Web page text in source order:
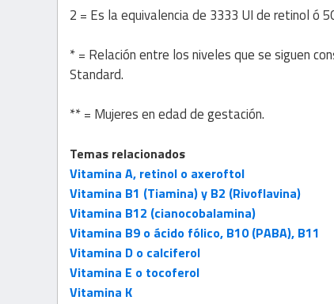
2 = Es la equivalencia de 3333 UI de retinol ó
* = Relación entre los niveles que se siguen
Standard.
** = Mujeres en edad de gestación.
Temas relacionados
Vitamina A, retinol o axeroftol
Vitamina B1 (Tiamina) y B2 (Rivoflavina)
Vitamina B12 (cianocobalamina)
Vitamina B9 o ácido fólico, B10 (PABA), B11
Vitamina D o calciferol
Vitamina E o tocoferol
Vitamina K